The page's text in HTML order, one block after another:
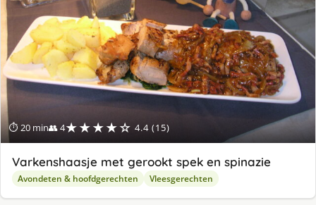
⏱ 20 min👥 4★★★★☆ 4.4 (15)
Varkenshaasje met gerookt spek en spinazie
Avondeten & hoofdgerechten Vleesgerechten